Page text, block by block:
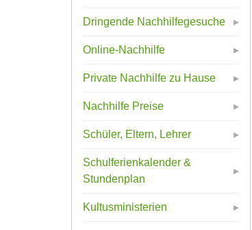
Dringende Nachhilfegesuche
Online-Nachhilfe
Private Nachhilfe zu Hause
Nachhilfe Preise
Schüler, Eltern, Lehrer
Schulferienkalender &
Stundenplan
Kultusministerien